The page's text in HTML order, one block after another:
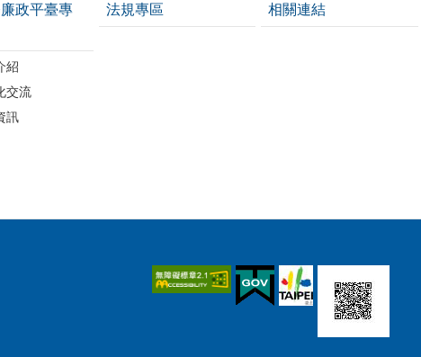
政平臺專
紹
交流
訊
法規專區 相關連結